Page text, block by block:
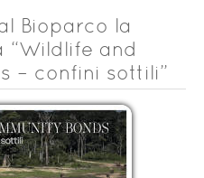
Bioparco la
and
– confini sottili”